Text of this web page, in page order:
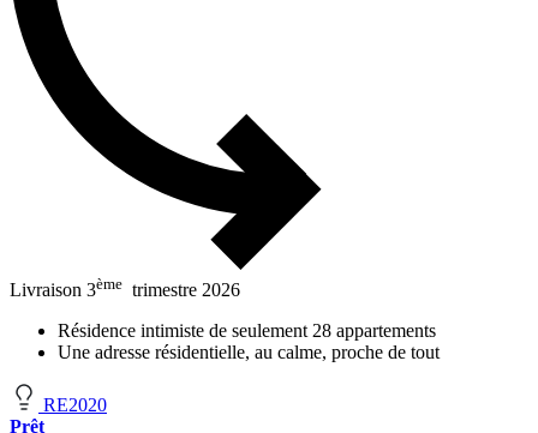
Livraison 3ème trimestre 2026
Résidence intimiste de seulement 28 appartements
Une adresse résidentielle, au calme, proche de tout
RE2020
Prêt